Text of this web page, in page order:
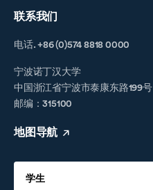
联系我们
电话. +86 (0)574 8818 0000
宁波诺丁汉大学
中国浙江省宁波市泰康东路199号
邮编：315100
地图导航
学生